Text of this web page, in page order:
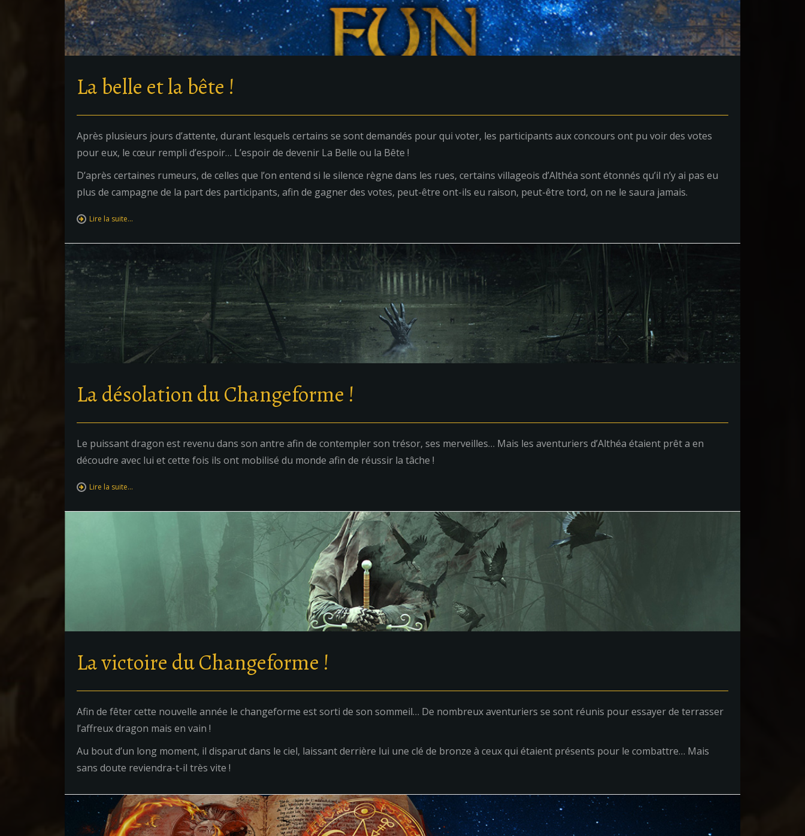
La belle et la bête !
Après plusieurs jours d’attente, durant lesquels certains se sont demandés pour qui voter, les participants aux concours ont pu voir des votes
pour eux, le cœur rempli d’espoir… L’espoir de devenir La Belle ou la Bête !
D’après certaines rumeurs, de celles que l’on entend si le silence règne dans les rues, certains villageois d’Althéa sont étonnés qu’il n’y ai pas eu
plus de campagne de la part des participants, afin de gagner des votes, peut-être ont-ils eu raison, peut-être tord, on ne le saura jamais.
Lire la suite…
La désolation du Changeforme !
Le puissant dragon est revenu dans son antre afin de contempler son trésor, ses merveilles… Mais les aventuriers d’Althéa étaient prêt a en
découdre avec lui et cette fois ils ont mobilisé du monde afin de réussir la tâche !
Lire la suite…
La victoire du Changeforme !
Afin de fêter cette nouvelle année le changeforme est sorti de son sommeil… De nombreux aventuriers se sont réunis pour essayer de terrasser
l’affreux dragon mais en vain !
Au bout d’un long moment, il disparut dans le ciel, laissant derrière lui une clé de bronze à ceux qui étaient présents pour le combattre… Mais
sans doute reviendra-t-il très vite !